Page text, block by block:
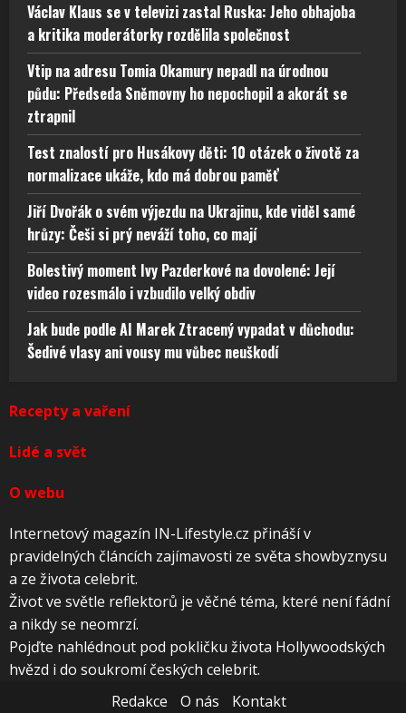
Václav Klaus se v televizi zastal Ruska: Jeho obhajoba
a kritika moderátorky rozdělila společnost
Vtip na adresu Tomia Okamury nepadl na úrodnou
půdu: Předseda Sněmovny ho nepochopil a akorát se
ztrapnil
Test znalostí pro Husákovy děti: 10 otázek o životě za
normalizace ukáže, kdo má dobrou paměť
Jiří Dvořák o svém výjezdu na Ukrajinu, kde viděl samé
hrůzy: Češi si prý neváží toho, co mají
Bolestivý moment Ivy Pazderkové na dovolené: Její
video rozesmálo i vzbudilo velký obdiv
Jak bude podle AI Marek Ztracený vypadat v důchodu:
Šedivé vlasy ani vousy mu vůbec neuškodí
Recepty a vaření
Lidé a svět
O webu
Internetový magazín IN-Lifestyle.cz přináší v
pravidelných článcích zajímavosti ze světa showbyznysu
a ze života celebrit.
Život ve světle reflektorů je věčné téma, které není fádní
a nikdy se neomrzí.
Pojďte nahlédnout pod pokličku života Hollywoodských
hvězd i do soukromí českých celebrit.
Redakce
O nás Kontakt